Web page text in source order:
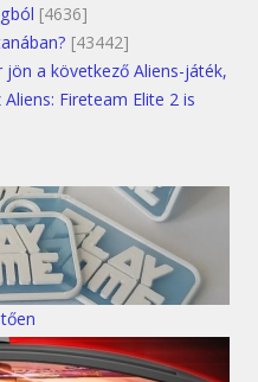
[4636]
[43442]
a következő Aliens-játék,
Fireteam Elite 2 is